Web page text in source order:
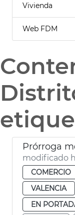
Vivienda
Web FDM
modificado
COMERCIO
VALENCIA
EN